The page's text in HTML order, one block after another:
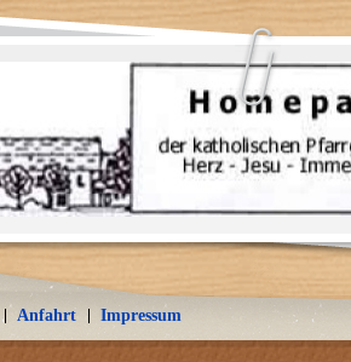
Anfahrt Impressum